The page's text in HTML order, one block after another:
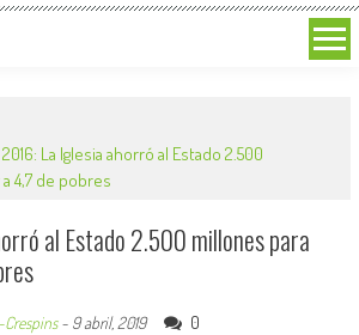
2016: La Iglesia ahorró al Estado 2.500
4,7 de pobres
al Estado 2.500 millones para
- 9 abril, 2019 0